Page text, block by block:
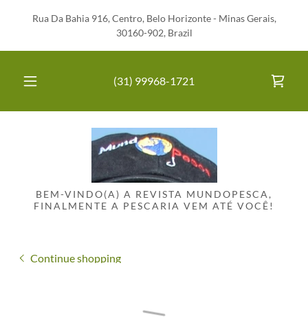
Rua Da Bahia 916, Centro, Belo Horizonte - Minas Gerais,
30160-902, Brazil
(31) 99968-1721
BEM-VINDO(A) A REVISTA MUNDOPESCA,
FINALMENTE A PESCARIA VEM ATÉ VOCÊ!
Continue shopping